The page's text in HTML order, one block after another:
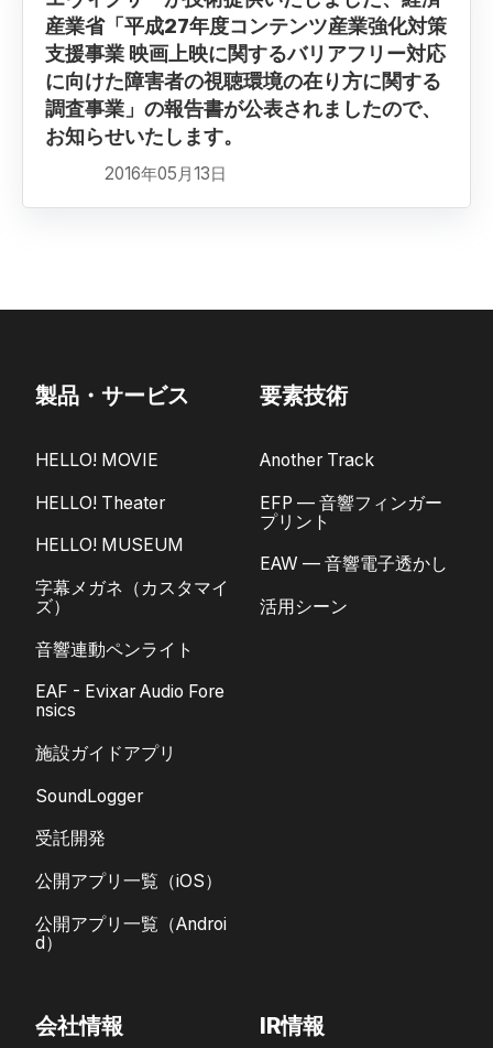
産業省「平成27年度コンテンツ産業強化対策
支援事業 映画上映に関するバリアフリー対応
に向けた障害者の視聴環境の在り方に関する
調査事業」の報告書が公表されましたので、
お知らせいたします。
2016年05月13日
製品・サービス
HELLO! MOVIE
HELLO! Theater
HELLO! MUSEUM
字幕メガネ（カスタマイ
ズ）
音響連動ペンライト
EAF - Evixar Audio Fore
nsics
施設ガイドアプリ
SoundLogger
受託開発
公開アプリ一覧（iOS）
公開アプリ一覧（Androi
d）
要素技術
Another Track
EFP — 音響フィンガー
プリント
EAW — 音響電子透かし
活用シーン
会社情報 IR情報